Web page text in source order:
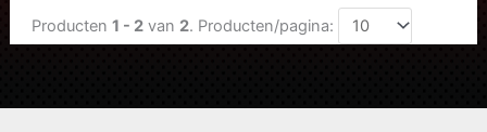
Producten 1 - 2van 2. Producten/pagina: